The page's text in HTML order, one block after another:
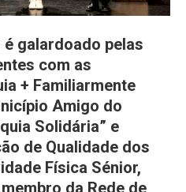
galardoado pelas
com as
+ Familiarmente
Amigo do
Solidária” e
de Qualidade dos
Física Sénior,